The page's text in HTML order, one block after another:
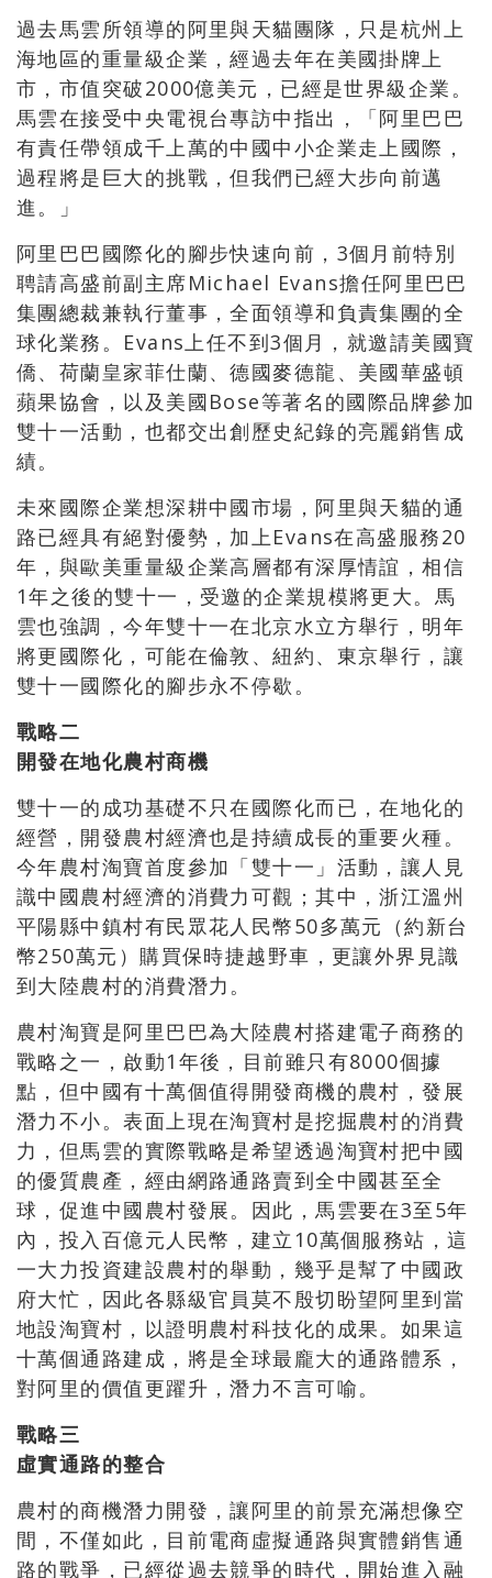
過去馬雲所領導的阿里與天貓團隊，只是杭州上
海地區的重量級企業，經過去年在美國掛牌上
市，市值突破2000億美元，已經是世界級企業。
馬雲在接受中央電視台專訪中指出，「阿里巴巴
有責任帶領成千上萬的中國中小企業走上國際，
過程將是巨大的挑戰，但我們已經大步向前邁
進。」
阿里巴巴國際化的腳步快速向前，3個月前特別
聘請高盛前副主席Michael Evans擔任阿里巴巴
集團總裁兼執行董事，全面領導和負責集團的全
球化業務。Evans上任不到3個月，就邀請美國寶
僑、荷蘭皇家菲仕蘭、德國麥德龍、美國華盛頓
蘋果協會，以及美國Bose等著名的國際品牌參加
雙十一活動，也都交出創歷史紀錄的亮麗銷售成
績。
未來國際企業想深耕中國市場，阿里與天貓的通
路已經具有絕對優勢，加上Evans在高盛服務20
年，與歐美重量級企業高層都有深厚情誼，相信
1年之後的雙十一，受邀的企業規模將更大。馬
雲也強調，今年雙十一在北京水立方舉行，明年
將更國際化，可能在倫敦、紐約、東京舉行，讓
雙十一國際化的腳步永不停歇。
戰略二
開發在地化農村商機
雙十一的成功基礎不只在國際化而已，在地化的
經營，開發農村經濟也是持續成長的重要火種。
今年農村淘寶首度參加「雙十一」活動，讓人見
識中國農村經濟的消費力可觀；其中，浙江溫州
平陽縣中鎮村有民眾花人民幣50多萬元（約新台
幣250萬元）購買保時捷越野車，更讓外界見識
到大陸農村的消費潛力。
農村淘寶是阿里巴巴為大陸農村搭建電子商務的
戰略之一，啟動1年後，目前雖只有8000個據
點，但中國有十萬個值得開發商機的農村，發展
潛力不小。表面上現在淘寶村是挖掘農村的消費
力，但馬雲的實際戰略是希望透過淘寶村把中國
的優質農產，經由網路通路賣到全中國甚至全
球，促進中國農村發展。因此，馬雲要在3至5年
內，投入百億元人民幣，建立10萬個服務站，這
一大力投資建設農村的舉動，幾乎是幫了中國政
府大忙，因此各縣級官員莫不殷切盼望阿里到當
地設淘寶村，以證明農村科技化的成果。如果這
十萬個通路建成，將是全球最龐大的通路體系，
對阿里的價值更躍升，潛力不言可喻。
戰略三
虛實通路的整合
農村的商機潛力開發，讓阿里的前景充滿想像空
間，不僅如此，目前電商虛擬通路與實體銷售通
路的戰爭，已經從過去競爭的時代，開始進入融